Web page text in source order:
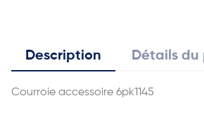
Description Détails du
Courroie accessoire 6pk1145